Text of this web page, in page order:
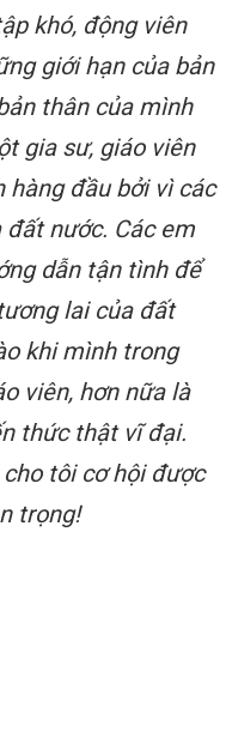
khó, động viên
giới hạn của bản
thân của mình
gia sư, giáo viên
hàng đầu bởi vì các
nước. Các em
dẫn tận tình để
lai của đất
khi mình trong
viên, hơn nữa là
thức thật vĩ đại.
tôi cơ hội được
trọng!